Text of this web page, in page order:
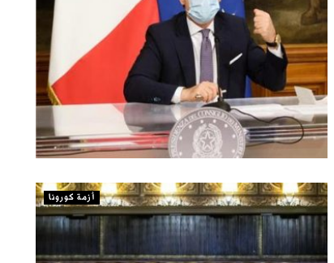
أزمة كورونا